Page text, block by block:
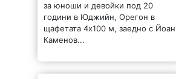
за юноши и девойки под 20
години в Юджийн, Орегон в
щафетата 4х100 м, заедно с Йоан
Каменов...